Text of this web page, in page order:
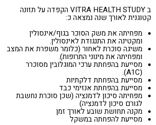
ב VITRA HEALTH STUDY הקפדה על תזונה
קטוגנית לאורך שנה נמצאה כ:
מפחיתה את משק הסוכר בגוף/אינסולין
ומקטינה את התנגודת לאינסולין.
משיגה סוכרת לאחור (כלומר משפרת את המצב
ומפחיתה את מינוני התרופות).
מסייעת בהפחתת ערכי המוגלובין מסוכרר
(A1C).
מסייעת בהפחתת דלקתיות
מסייעת בהפחתת אנזימי כבד
מפחיתה סיכון לדמנציה (שכן סוכרת נחשבת
לגורם סיכון לדמנציה)
מקנה תחושת שובע לאורך זמן
מסייעת להפחתה במשקל